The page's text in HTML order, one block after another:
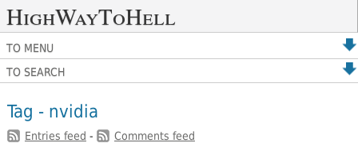
HighWayToHell
TO MENU
TO SEARCH
Tag - nvidia
Entries feed - Comments feed